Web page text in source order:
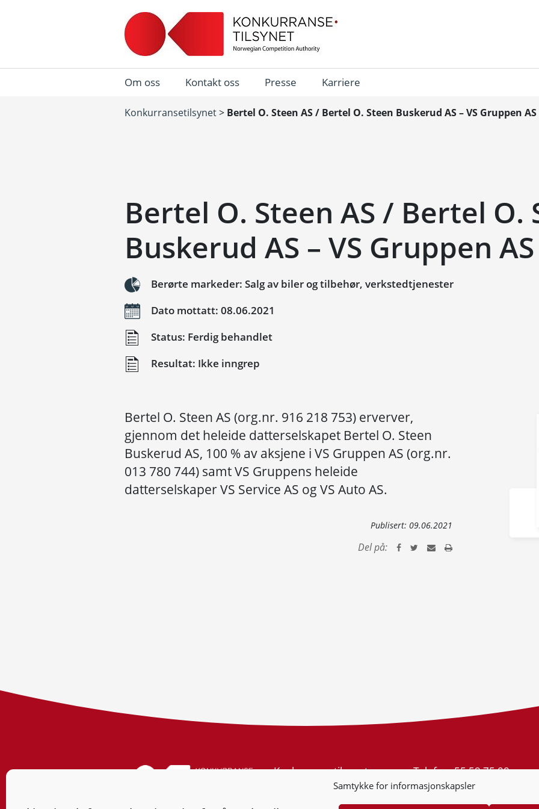
Samtykke for informasjonskapsler
Om oss Kontakt oss Presse Karriere
Konkurransetilsynet> Bertel O. Steen AS / Bertel O. Steen Buskerud AS – VS Gruppen AS
Bertel O. Steen AS / Bertel O.
Buskerud AS – VS Gruppen AS
Berørte markeder: Salg av biler og tilbehør, verkstedtjenester
Dato mottatt: 08.06.2021
Status: Ferdig behandlet
Resultat: Ikke inngrep
Bertel O. Steen AS (org.nr. 916 218 753) erverver,
gjennom det heleide datterselskapet Bertel O. Steen
Buskerud AS, 100 % av aksjene i VS Gruppen AS (org.nr.
013 780 744) samt VS Gruppens heleide
datterselskaper VS Service AS og VS Auto AS.
Publisert: 09.06.2021
Del på:
Konkurransetilsynet
Postboks 439 Sentrum
Telefon:55 59 75 00
E-post:post@kt.no
Nyhetsvarsel >>